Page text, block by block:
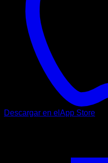
Descargar en el App Store